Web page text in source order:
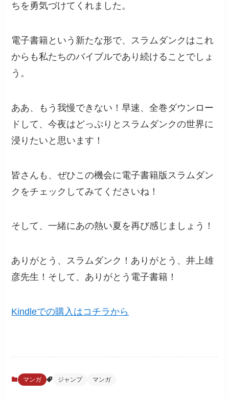
ちを勇気づけてくれました。
電子書籍という新たな形で、スラムダンクはこれ
からも私たちのバイブルであり続けることでしょ
う。
ああ、もう我慢できない！早速、全巻ダウンロー
ドして、今夜はどっぷりとスラムダンクの世界に
浸りたいと思います！
皆さんも、ぜひこの機会に電子書籍版スラムダン
クをチェックしてみてくださいね！
そして、一緒にあの熱い夏を再び感じましょう！
ありがとう、スラムダンク！ありがとう、井上雄
彦先生！そして、ありがとう電子書籍！
Kindleでの購入はコチラから
マンガ ジャンプ マンガ